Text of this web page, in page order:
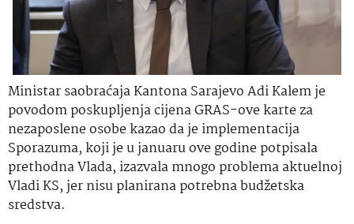
Ministar saobraćaja Kantona Sarajevo Adi Kalem je
povodom poskupljenja cijena GRAS-ove karte za
nezaposlene osobe kazao da je implementacija
Sporazuma, koji je u januaru ove godine potpisala
prethodna Vlada, izazvala mnogo problema aktuelnoj
Vladi KS, jer nisu planirana potrebna budžetska
sredstva.